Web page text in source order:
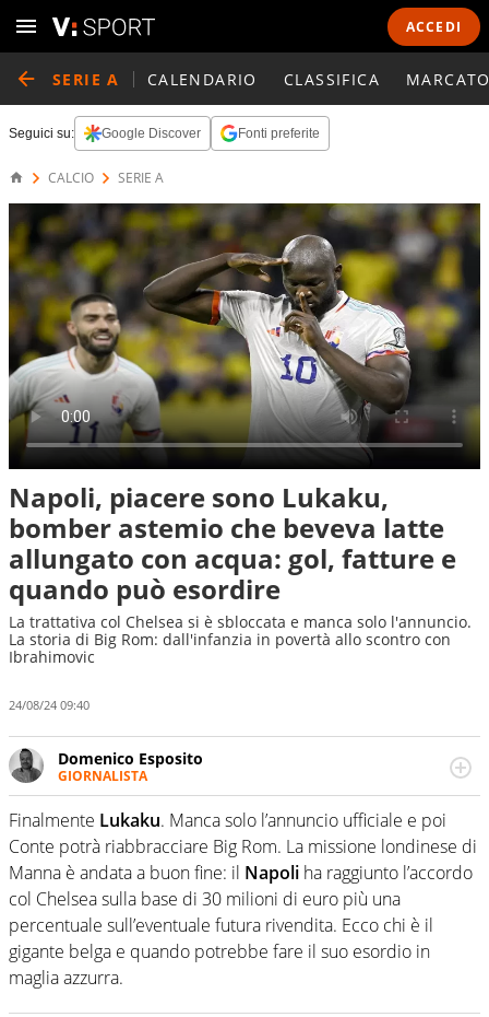
ACCEDI
SERIE A CALENDARIO CLASSIFICA
Seguici su: Google Discover Fonti preferite
CALCIO SERIE A
Napoli, piacere sono Lukaku,
bomber astemio che beveva latte
allungato con acqua: gol, fatture e
quando può esordire
La trattativa col Chelsea si è sbloccata e manca solo l'annuncio.
La storia di Big Rom: dall'infanzia in povertà allo scontro con
Ibrahimovic
24/08/24 09:40
Domenico Esposito
GIORNALISTA
Da vent’anni in campo e sul campo per vivere ogni evento
in tutte le sue sfaccettature. Passione smisurata per il
calcio e per la sfera di cuoio. Il pallone è una cosa
serissima, guai a dirgli di no
Finalmente Lukaku. Manca solo l’annuncio ufficiale e poi
Conte potrà riabbracciare Big Rom. La missione londinese di
Manna è andata a buon fine: il Napoli ha raggiunto l’accordo
col Chelsea sulla base di 30 milioni di euro più una
percentuale sull’eventuale futura rivendita. Ecco chi è il
gigante belga e quando potrebbe fare il suo esordio in
maglia azzurra.